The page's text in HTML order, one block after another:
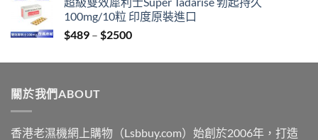
$329
through
$2199
100mg/10粒 印度原裝進口
$489 – $2500Price
$489
關於我們ABOUT
香港老濕機網上購物（Lsbbuy.com）始創於2006年，打造